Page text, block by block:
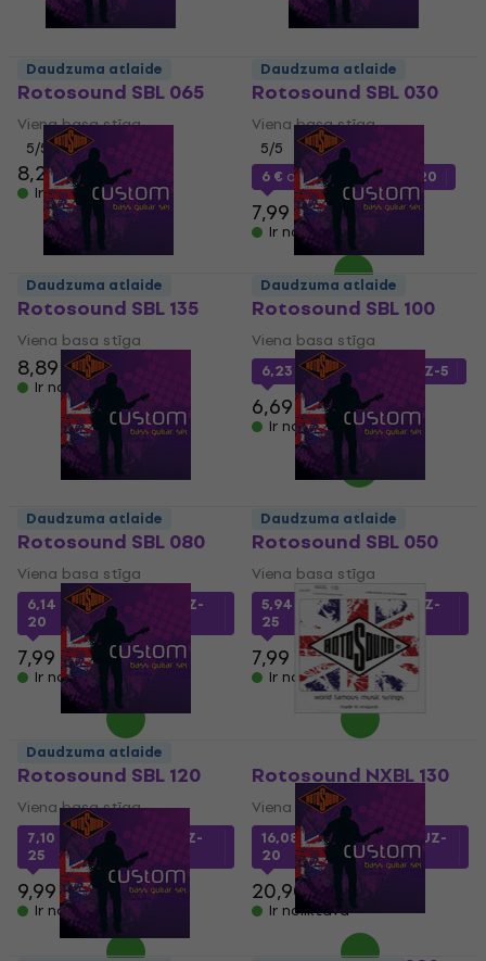
Rotosound SBL 065
Viena basa stīga
5/5
8,29 €
Ir noliktavā
Rotosound SBL 030
Viena basa stīga
5/5
6 € ar kodu MUZMUZ-20
7,99 €
Ir noliktavā
Daudzuma atlaide
Rotosound SBL 135
Viena basa stīga
8,89 €
Ir noliktavā
Daudzuma atlaide
Rotosound SBL 100
Viena basa stīga
6,23 €ar kodu MUZMUZ-5
6,69 €
Ir noliktavā
Daudzuma atlaide
Rotosound SBL 080
Viena basa stīga
6,14 €ar kodu MUZMUZ-
20
7,99 €
Ir noliktavā
Daudzuma atlaide
Rotosound SBL 050
Viena basa stīga
5,94 € ar kodu MUZMUZ-
25
7,99 €
Ir noliktavā
Daudzuma atlaide
Rotosound SBL 120
Viena basa stīga
7,10 €ar koduMUZMUZ-
25
9,99 €
Ir noliktavā
Daudzuma atlaide
Rotosound NXBL 130
Viena basa stīga
16,08 €ar koduMUZMUZ-
20
20,90 €
Ir noliktavā
Daudzuma atlaide